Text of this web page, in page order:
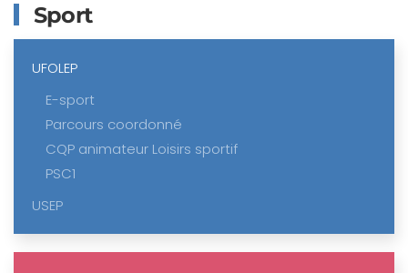
Sport
UFOLEP
E-sport
Parcours coordonné
CQP animateur Loisirs sportif
PSC1
USEP